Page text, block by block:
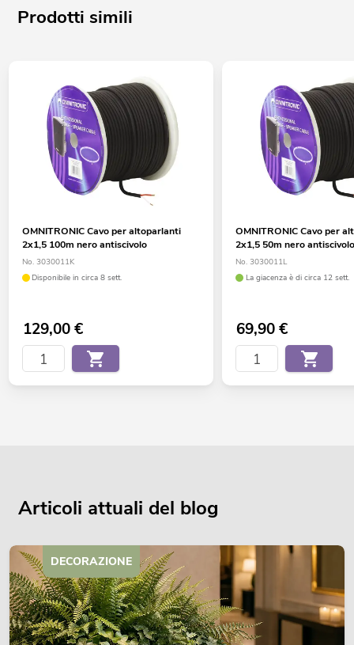
Prodotti simili
OMNITRONIC Cavo per altoparlanti
2x1,5 100m nero antiscivolo
No. 3030011K
Disponibile in circa 8 sett.
129,00€
OMNITRONIC Cavo per
2x1,5 50m nero
No. 3030011L
La giacenza è di circa 12 sett.
69,90€
Articoli attuali del blog
DECORAZIONE